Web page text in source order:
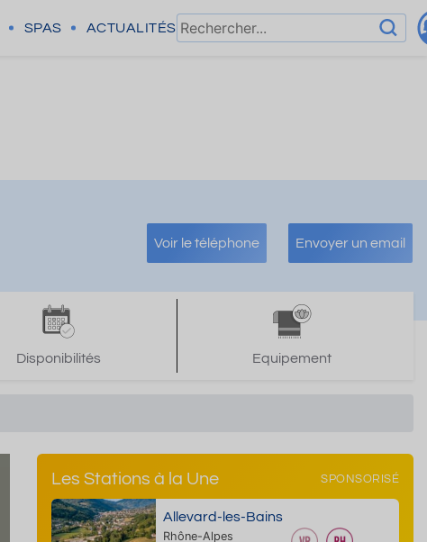
SPAS ACTUALITÉS
Voir le téléphone Envoyer un email
Disponibilités Equipement
Les Stations à la Une SPONSORISÉ
Allevard-les-Bains
Rhône-Alpes